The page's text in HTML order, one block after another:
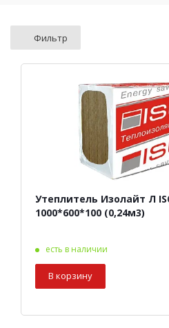
Фильтр
Утеплитель Изолайт Л ISOROC
1000*600*100 (0,24м3)
есть в наличии
В корзину